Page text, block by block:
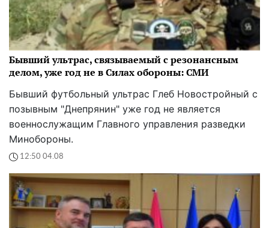
Бывший ультрас, связываемый с резонансным
делом, уже год не в Силах обороны: СМИ
Бывший футбольный ультрас Глеб Новостройный с
позывным "Днепрянин" уже год не является
военнослужащим Главного управления разведки
Минобороны.
12:50 04.08